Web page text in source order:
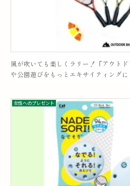
風が吹いても楽しくラリー！『アウト
や公園遊びをもっとエキサイティングに
女性へのプレゼント